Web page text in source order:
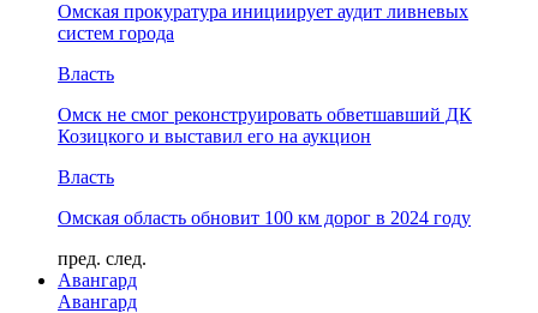
Омская прокуратура инициирует аудит ливневых
систем города
Власть
Омск не смог реконструировать обветшавший ДК
Козицкого и выставил его на аукцион
Власть
Омская область обновит 100 км дорог в 2024 году
пред. след.
Авангард
Авангард